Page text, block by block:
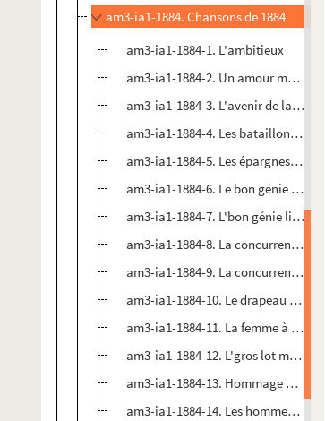
am3-ia1-1884. Chansons de 1884
am3-ia1-1884-1. L'ambitieux
am3-ia1-1884-2. Un amour
am3-ia1-1884-3. L'avenir de la France
am3-ia1-1884-4. Les bataillons
am3-ia1-1884-5. Les épargnes dins
am3-ia1-1884-6. Le bon génie de
am3-ia1-1884-7. L'bon génie lillois
am3-ia1-1884-8. La concurrence de
am3-ia1-1884-9. La concurrence
am3-ia1-1884-10. Le drapeau de la
am3-ia1-1884-11. La femme à la
am3-ia1-1884-12. L'gros lot manqué
am3-ia1-1884-13. Hommage à
am3-ia1-1884-14. Les hommes sans